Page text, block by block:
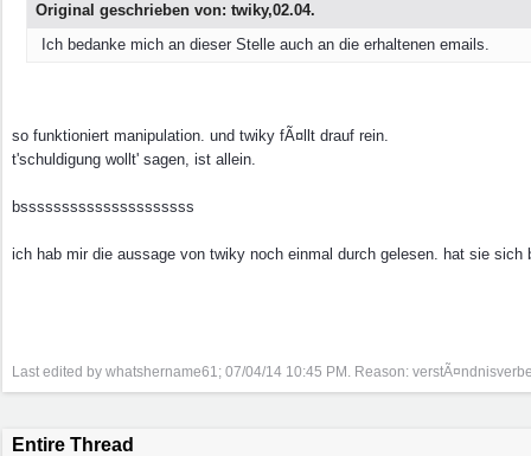
Original geschrieben von: twiky,02.04.
Ich bedanke mich an dieser Stelle auch an die erhaltenen emails.
so funktioniert manipulation. und twiky fÃ¤llt drauf rein.
t'schuldigung wollt' sagen, ist allein.
bsssssssssssssssssssss
ich hab mir die aussage von twiky noch einmal durch gelesen. hat sie sich
Last edited by whatshername61; 07/04/14 10:45 PM . Reason:
Entire Thread